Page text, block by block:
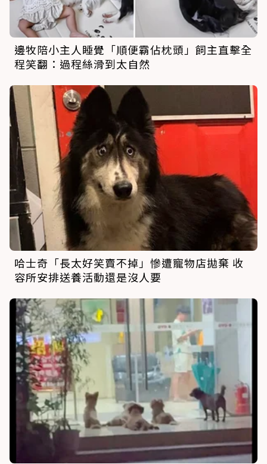
邊牧陪小主人睡覺「順便霸佔枕頭」飼主直擊全
程笑翻：過程絲滑到太自然
哈士奇「長太好笑賣不掉」慘遭寵物店拋棄 收
容所安排送養活動還是沒人要